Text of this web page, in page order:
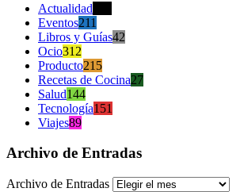
Actualidad
Eventos211
Libros y Guías42
Ocio312
Producto215
Recetas de Cocina27
Salud144
Tecnología151
Viajes89
Archivo de Entradas
Archivo de Entradas